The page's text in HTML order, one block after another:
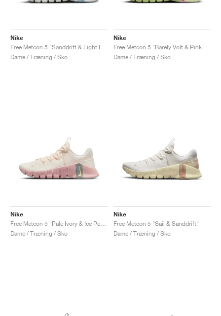
Nike
Dame / Træning / Sko
Nike
Dame / Træning / Sko
Nike
Dame / Træning / Sko
Nike
Free Metcon 5 "Sail & Sanddrift"
Dame / Træning / Sko